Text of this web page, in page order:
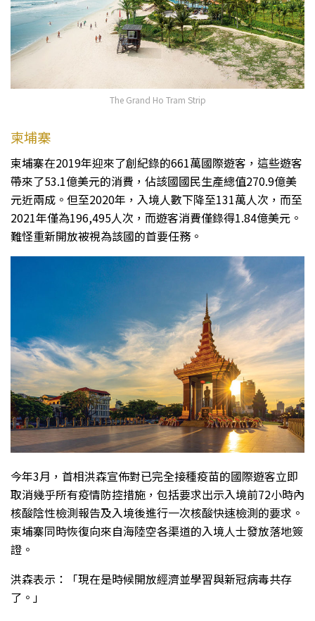
The Grand Ho Tram Strip
柬埔寨
柬埔寨在2019年迎來了創紀錄的661萬國際遊客，這些遊客
帶來了53.1億美元的消費，佔該國國民生產總值270.9億美
元近兩成。但至2020年，入境人數下降至131萬人次，而至
2021年僅為196,495人次，而遊客消費僅錄得1.84億美元。
難怪重新開放被視為該國的首要任務。
今年3月，首相洪森宣佈對已完全接種疫苗的國際遊客立即
取消幾乎所有疫情防控措施，包括要求出示入境前72小時內
核酸陰性檢測報告及入境後進行一次核酸快速檢測的要求。
柬埔寨同時恢復向來自海陸空各渠道的入境人士發放落地簽
證。
洪森表示：「現在是時候開放經濟並學習與新冠病毒共存
了。」